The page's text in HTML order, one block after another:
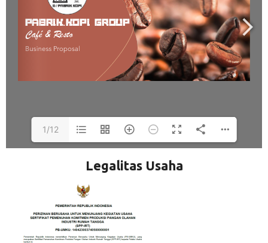
1/12
Legalitas Usaha